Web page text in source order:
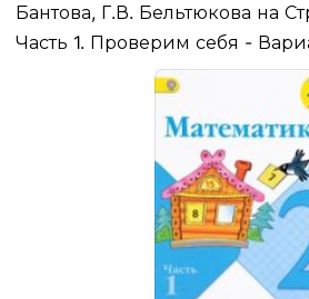
Бантова, Г.В. Бельтюкова на
Часть 1. Проверим себя -